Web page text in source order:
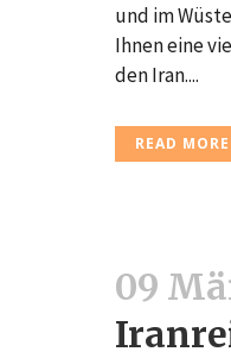
und im
Ihnen eine
den Iran....
READ MORE
09